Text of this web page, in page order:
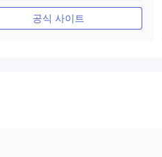
공식 사이트